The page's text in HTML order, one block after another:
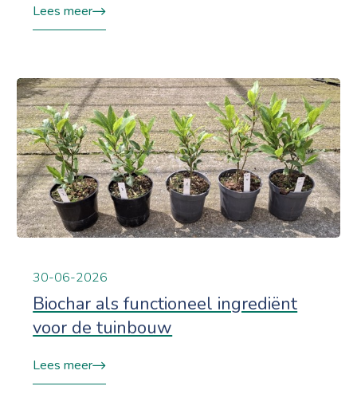
Lees meer
30-06-2026
Biochar als functioneel ingrediënt
voor de tuinbouw
Lees meer